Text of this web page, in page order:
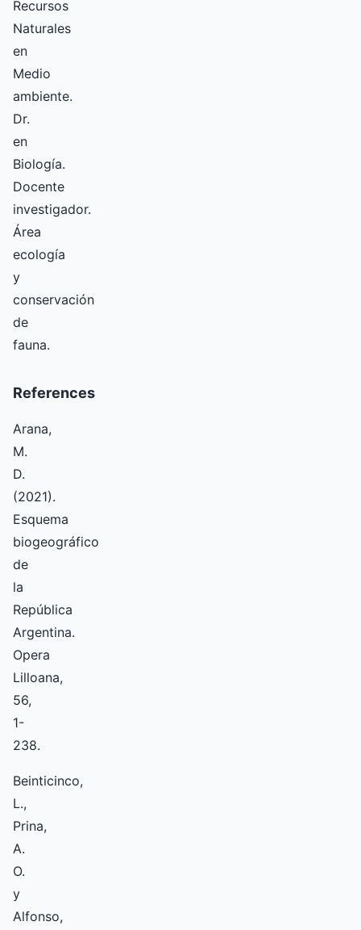
Recursos
Naturales
en
Medio
ambiente.
Dr.
en
Biología.
Docente
investigador.
Área
ecología
y
conservación
de
fauna.
References
Arana,
M.
D.
(2021).
Esquema
biogeográfico
de
la
República
Argentina.
Opera
Lilloana,
56,
1-
238.
Beinticinco,
L.,
Prina,
A.
O.
y
Alfonso,